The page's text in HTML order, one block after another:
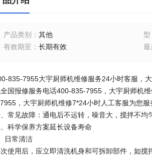
产品类别 ： 其他
有效期至 ： 长期有效 最
835-7955大宇厨师机维修服务24小时客服，
国报修服务电话400-835-7955，大宇厨师机
，大宇厨师机维修7*24小时人工客服为您服
常见故障：通电后不运转，噪音大，搅拌不
、科学保养方案延长设备寿命
日常清洁
使用后，应立即清洗机身和可拆卸部件，如